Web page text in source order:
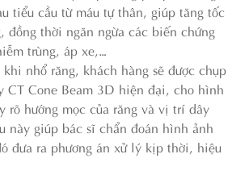
tiểu cầu từ máu tự thân, giúp tăng tốc
đồng thời ngăn ngừa các biến chứng
trùng, áp xe,…
nhổ răng, khách hàng sẽ được chụp
CT Cone Beam 3D hiện đại, cho hình
rõ hướng mọc của răng và vị trí dây
này giúp bác sĩ chẩn đoán hình ảnh
đưa ra phương án xử lý kịp thời, hiệu